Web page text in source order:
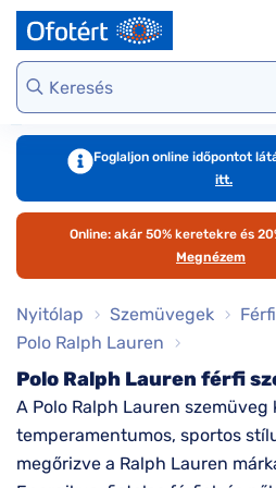
Webshop kínálat
Virtuális
szemüvegpróba
Szemüveg-
kiegészítők
Online vásárlás
útmutató
Kategória
Női
Férfi
Gyermek
Polarizált
napszemüvegek
Virtuális
napszemüvegpróba
Kategória
Férfi
Gondoskodjunk
szemünkről
Kerettípusok
Foglaljon online időpontot
itt.
Online: akár 50% keretekre és
Megnézem
Nyitólap Szemüvegek
Férfi
Polo Ralph Lauren
Polo Ralph Lauren férfi
A Polo Ralph Lauren szemüveg
temperamentumos, sportos
megőrizve a Ralph Lauren